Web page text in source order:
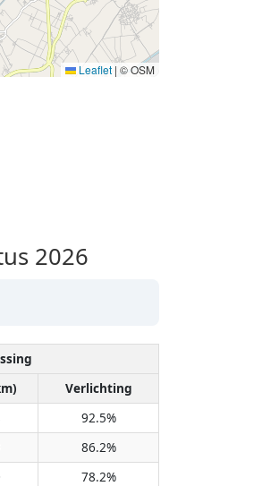
Leaflet | © OSM
2026
Verlichting
92.5%
86.2%
78.2%